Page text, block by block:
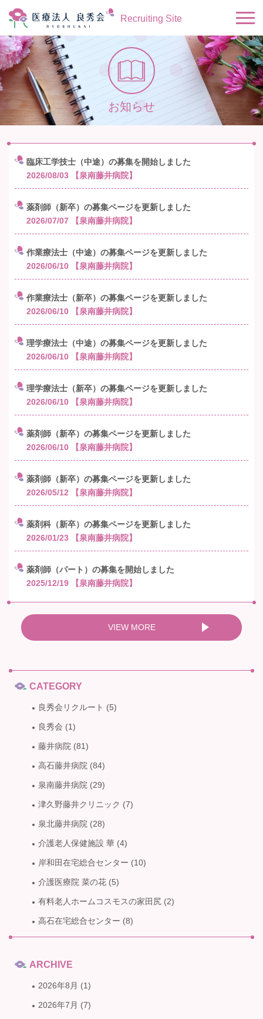
Recruiting Site
お知らせ
臨床工学技士（中途）の募集を開始しました
2026/08/03
【泉南藤井病院】
薬剤師（新卒）の募集ページを更新しました
2026/07/07
【泉南藤井病院】
作業療法士（中途）の募集ページを更新しました
2026/06/10
【泉南藤井病院】
作業療法士（新卒）の募集ページを更新しました
2026/06/10
【泉南藤井病院】
理学療法士（中途）の募集ページを更新しました
2026/06/10
【泉南藤井病院】
理学療法士（新卒）の募集ページを更新しました
2026/06/10
【泉南藤井病院】
薬剤師（新卒）の募集ページを更新しました
2026/06/10
【泉南藤井病院】
薬剤師（新卒）の募集ページを更新しました
2026/05/12
【泉南藤井病院】
薬剤科（新卒）の募集ページを更新しました
2026/01/23
【泉南藤井病院】
薬剤師（パート）の募集を開始しました
2025/12/19
【泉南藤井病院】
VIEW MORE
CATEGORY
良秀会リクルート (5)
良秀会 (1)
藤井病院 (81)
高石藤井病院 (84)
泉南藤井病院 (29)
津久野藤井クリニック (7)
泉北藤井病院 (28)
介護老人保健施設 華 (4)
岸和田在宅総合センター (10)
介護医療院 菜の花 (5)
有料老人ホームコスモスの家田尻 (2)
高石在宅総合センター (8)
ARCHIVE
2026年8月 (1)
2026年7月 (7)